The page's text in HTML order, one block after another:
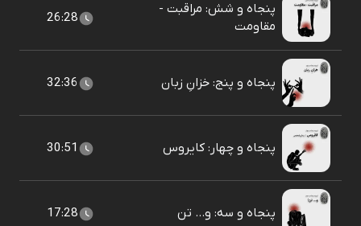
پنجاه و شش: مراقبت -
مقاومت
26:28
پنجاه و پنج: خزانِ زبان 32:36
پنجاه و چهار: کایروس 30:51
پنجاه و سه: و... تن 17:28